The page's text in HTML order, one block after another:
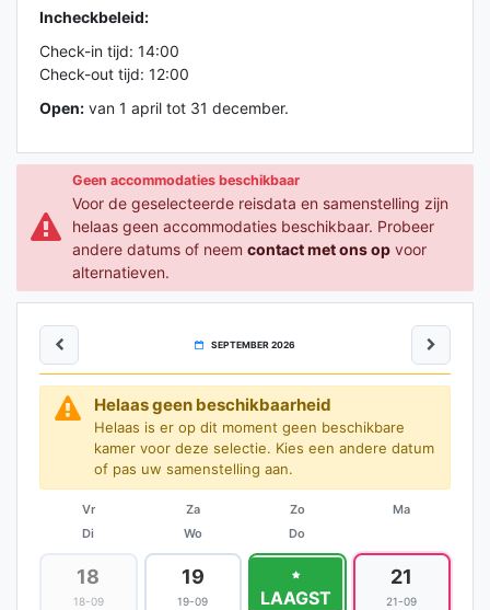
Incheckbeleid:
Check-in tijd: 14:00
Check-out tijd: 12:00
Open: van 1 april tot 31 december.
Geen accommodaties beschikbaar
Voor de geselecteerde reisdata en samenstelling zijn
helaas geen accommodaties beschikbaar. Probeer
andere datums of neem contact met ons opvoor
alternatieven.
SEPTEMBER 2026
Helaas geen beschikbaarheid
Helaas is er op dit moment geen beschikbare
kamer voor deze selectie. Kies een andere datum
of pas uw samenstelling aan.
Vr Za Zo
Ma
Di
Wo Do
18
18-09
19
19-09 LAAGST
20
20-09
21
21-09